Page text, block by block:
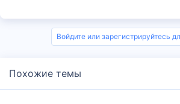
Войдите или зарегистрируйтесь
Похожие темы